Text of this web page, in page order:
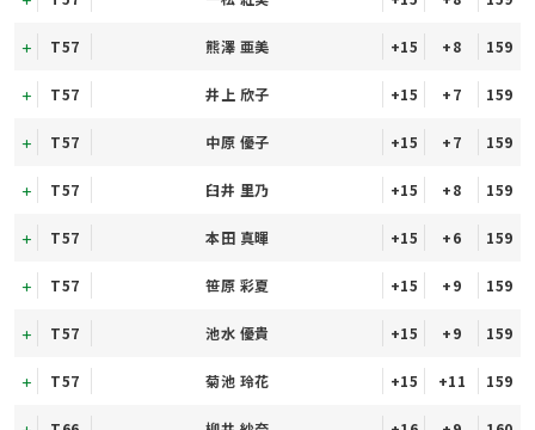
T57 熊澤 亜美 +15 +8 159
T57 井上 欣子 +15 +7 159
T57 中原 優子 +15 +7 159
T57 臼井 里乃 +15 +8 159
T57 本田 真暉 +15 +6 159
T57 笹原 彩夏 +15 +9 159
T57 池水 優貴 +15 +9 159
T57 菊池 玲花 +15 +11 159